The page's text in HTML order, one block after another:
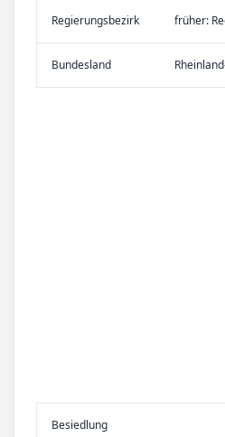
Re­gier­ungs­bezirk früher:
Bundes­land
Be­sied­lung